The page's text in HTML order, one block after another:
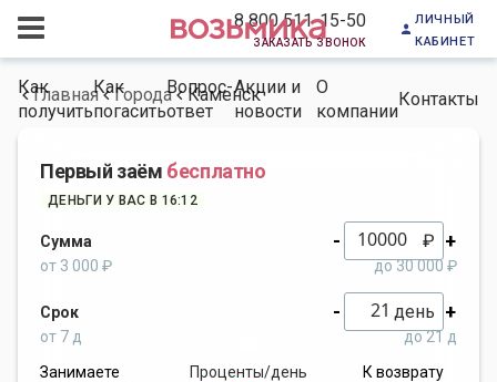
8 800 511-15-50
заказать звонок
личный
кабинет
Как
получить
Как
погасить
Вопрос-
ответ
Акции и
новости
О
компании
Контакты
Главная Города Каменск
Первый заём бесплатно
ДЕНЬГИ У ВАС В 16:12
Сумма - ₽ +
от 3 000 ₽ до 30 000 ₽
Срок - день +
от 7 д
до 21 д
Занимаете
Проценты/день К возврату